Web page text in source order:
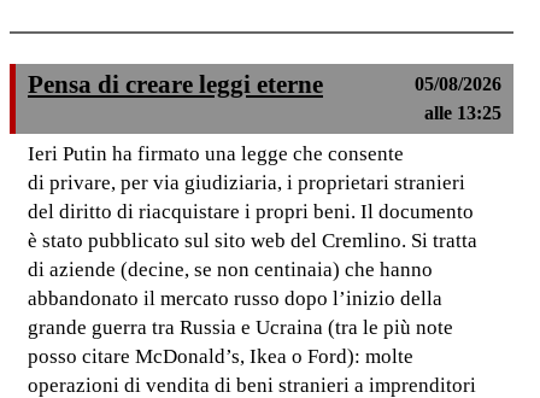
Pensa di creare leggi eterne
05/08/2026
alle 13:25
Ieri Putin ha firmato una legge che consente
di privare, per via giudiziaria, i proprietari stranieri
del diritto di riacquistare i propri beni. Il documento
è stato pubblicato sul sito web del Cremlino. Si tratta
di aziende (decine, se non centinaia) che hanno
abbandonato il mercato russo dopo l’inizio della
grande guerra tra Russia e Ucraina (tra le più note
posso citare McDonald’s, Ikea o Ford): molte
operazioni di vendita di beni stranieri a imprenditori